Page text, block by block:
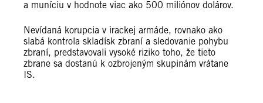
a muníciu v hodnote viac ako 500 miliónov dolárov.
Nevídaná korupcia v irackej armáde, rovnako ako
slabá kontrola skladísk zbraní a sledovanie pohybu
zbraní, predstavovali vysoké riziko toho, že tieto
zbrane sa dostanú k ozbrojeným skupinám vrátane
IS.